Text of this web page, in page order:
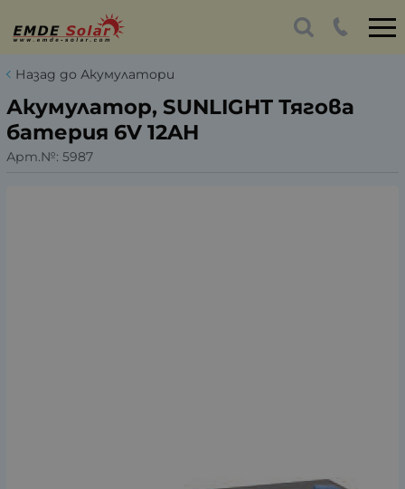
Назад до Акумулатори
Акумулатор, SUNLIGHT Тягова
батерия 6V 12AH
Арт.№: 5987